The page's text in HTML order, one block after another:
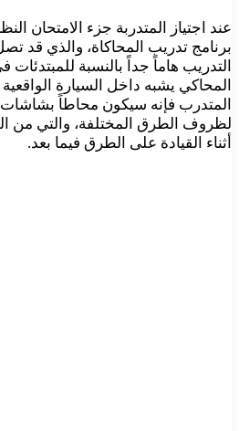
عند اجتياز المتدربة جزء الامتحان
برنامج تدريب المحاكاة، والذي قد
التدريب هاماً جداً بالنسبة
المحاكي يشبه داخل السيارة
المتدرب فإنه سيكون محاطاً بشاشات
لظروف الطرق المختلفة، والتي من
أثناء القيادة على الطرق فيما بعد.